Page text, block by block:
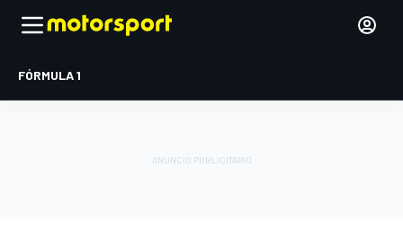
FÓRMULA 1